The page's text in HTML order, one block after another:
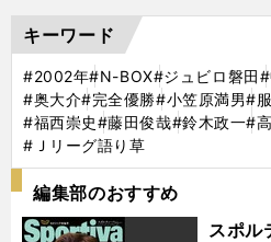
キーワード
#2002年#N-BOX#ジュビロ磐田
#奥大介#完全優勝#小笠原満男#
#福西崇史#藤田俊哉#鈴木政一#
#Ｊリーグ語り草
編集部のおすすめ
スポ